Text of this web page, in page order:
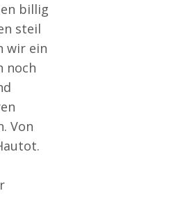
billig
steil
wir ein
noch
Von